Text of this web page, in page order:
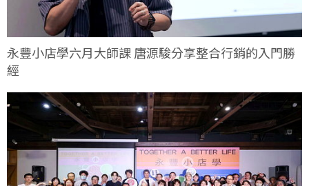
永豐小店學六月大師課 唐源駿分享整合行銷的入門勝
經